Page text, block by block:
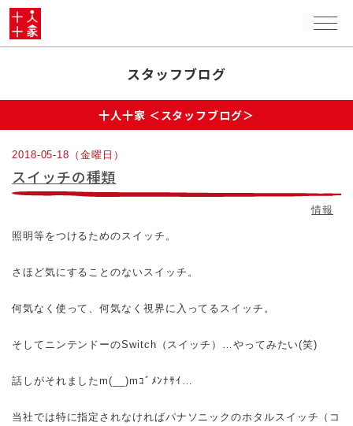
スタッフブログ
十人十家 ＜スタッフブログ＞
2018-05-18（金曜日）
スイッチの種類
情報
照明等をつけるためのスイッチ。
さほど気にすることのないスイッチ。
何気なく使って、何気なく視界に入ってるスイッチ。
そしてニンテンドーのSwitch（スイッチ）…やってみたい(笑)
話しがそれましたm(__)mｺﾞﾒﾝﾅｻｲ…
当社では特に指定されなければパナソニックのホタルスイッチ（コ